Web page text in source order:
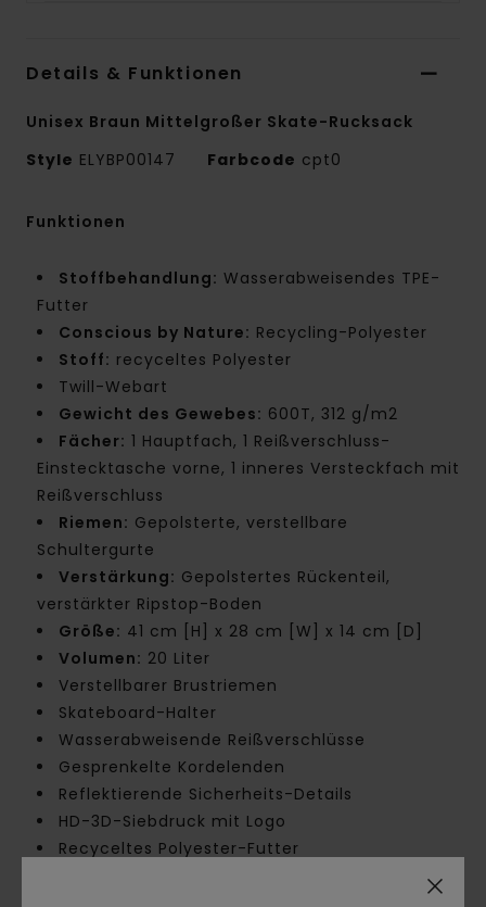
Details & Funktionen
Unisex Braun Mittelgroßer Skate-Rucksack
Style ELYBP00147 Farbcode cpt0
Funktionen
Stoffbehandlung: Wasserabweisendes TPE-
Futter
Conscious by Nature: Recycling-Polyester
Stoff: recyceltes Polyester
Twill-Webart
Gewicht des Gewebes: 600T, 312 g/m2
Fächer: 1 Hauptfach, 1 Reißverschluss-
Einstecktasche vorne, 1 inneres Versteckfach mit
Reißverschluss
Riemen: Gepolsterte, verstellbare
Schultergurte
Verstärkung: Gepolstertes Rückenteil,
verstärkter Ripstop-Boden
Größe: 41 cm [H] x 28 cm [W] x 14 cm [D]
Volumen: 20 Liter
Verstellbarer Brustriemen
Skateboard-Halter
Wasserabweisende Reißverschlüsse
Gesprenkelte Kordelenden
Reflektierende Sicherheits-Details
HD-3D-Siebdruck mit Logo
Recyceltes Polyester-Futter
[Hauptstoff] 100 % recyceltes